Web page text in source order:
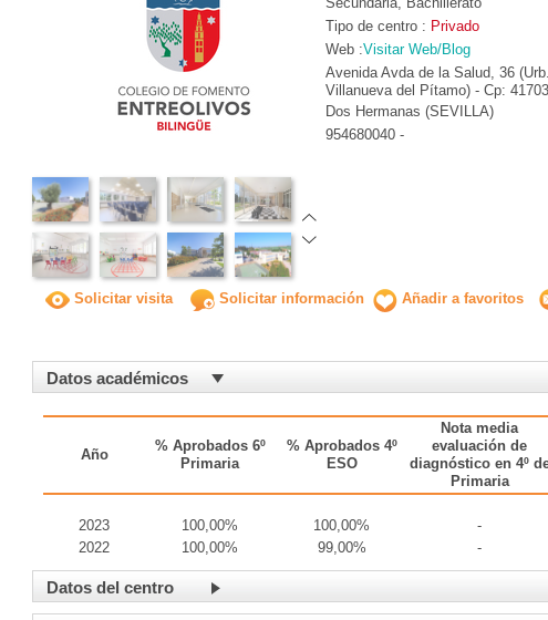
Fracaso
Acoso
Profesores
Eleccion de
Tipo de centro : Privado
Web :Visitar Web/Blog
Avenida Avda de la Salud, 36 (Urb.
Villanueva del Pítamo) - Cp: 41703
Dos Hermanas (SEVILLA)
954680040 -
Solicitar visita Solicitar información Añadir a favoritos
Datos académicos
Año
% Aprobados 6º
Primaria
% Aprobados 4º
ESO
Nota media
evaluación de
diagnóstico en 4º
Primaria
2023 100,00% 100,00% -
2022
100,00% 99,00% -
Datos del centro